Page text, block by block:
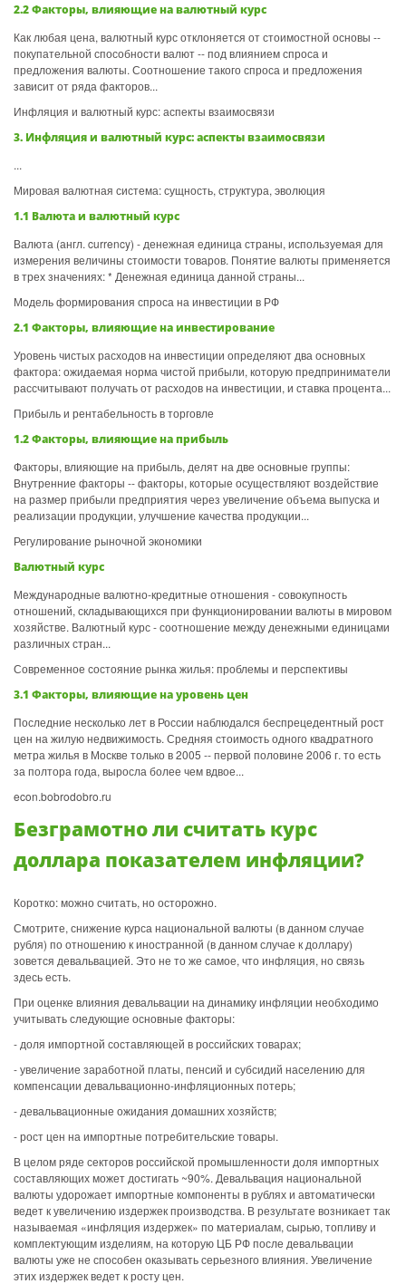
2.2 Факторы, влияющие на валютный курс
Как любая цена, валютный курс отклоняется от стоимостной основы --
покупательной способности валют -- под влиянием спроса и
предложения валюты. Соотношение такого спроса и предложения
зависит от ряда факторов...
Инфляция и валютный курс: аспекты взаимосвязи
3. Инфляция и валютный курс: аспекты взаимосвязи
...
Мировая валютная система: сущность, структура, эволюция
1.1 Валюта и валютный курс
Валюта (англ. currency) - денежная единица страны, используемая для
измерения величины стоимости товаров. Понятие валюты применяется
в трех значениях: * Денежная единица данной страны...
Модель формирования спроса на инвестиции в РФ
2.1 Факторы, влияющие на инвестирование
Уровень чистых расходов на инвестиции определяют два основных
фактора: ожидаемая норма чистой прибыли, которую предприниматели
рассчитывают получать от расходов на инвестиции, и ставка процента...
Прибыль и рентабельность в торговле
1.2 Факторы, влияющие на прибыль
Факторы, влияющие на прибыль, делят на две основные группы:
Внутренние факторы -- факторы, которые осуществляют воздействие
на размер прибыли предприятия через увеличение объема выпуска и
реализации продукции, улучшение качества продукции...
Регулирование рыночной экономики
Валютный курс
Международные валютно-кредитные отношения - совокупность
отношений, складывающихся при функционировании валюты в мировом
хозяйстве. Валютный курс - соотношение между денежными единицами
различных стран...
Современное состояние рынка жилья: проблемы и перспективы
3.1 Факторы, влияющие на уровень цен
Последние несколько лет в России наблюдался беспрецедентный рост
цен на жилую недвижимость. Средняя стоимость одного квадратного
метра жилья в Москве только в 2005 -- первой половине 2006 г. то есть
за полтора года, выросла более чем вдвое...
econ.bobrodobro.ru
Безграмотно ли считать курс
доллара показателем инфляции?
Коротко: можно считать, но осторожно.
Смотрите, снижение курса национальной валюты (в данном случае
рубля) по отношению к иностранной (в данном случае к доллару)
зовется девальвацией. Это не то же самое, что инфляция, но связь
здесь есть.
При оценке влияния девальвации на динамику инфляции необходимо
учитывать следующие основные факторы:
- доля импортной составляющей в российских товарах;
- увеличение заработной платы, пенсий и субсидий населению для
компенсации девальвационно-инфляционных потерь;
- девальвационные ожидания домашних хозяйств;
- рост цен на импортные потребительские товары.
В целом ряде секторов российской промышленности доля импортных
составляющих может достигать ~90%. Девальвация национальной
валюты удорожает импортные компоненты в рублях и автоматически
ведет к увеличению издержек производства. В результате возникает так
называемая «инфляция издержек» по материалам, сырью, топливу и
комплектующим изделиям, на которую ЦБ РФ после девальвации
валюты уже не способен оказывать серьезного влияния. Увеличение
этих издержек ведет к росту цен.